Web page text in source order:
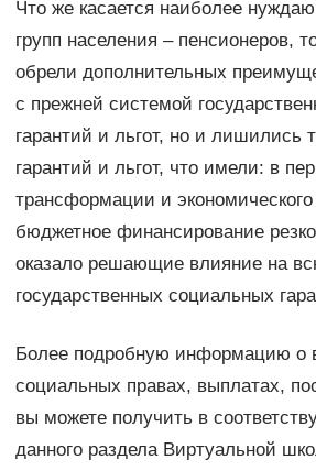
Что же касается наиболее
групп населения – пенсионеров,
обрели дополнительных
с прежней системой
гарантий и льгот, но и лишились
гарантий и льгот, что имели: в
трансформации и экономического
бюджетное финансирование
оказало решающие влияние на
государственных социальных
Более подробную информацию о
социальных правах, выплатах,
вы можете получить в
данного раздела Виртуальной